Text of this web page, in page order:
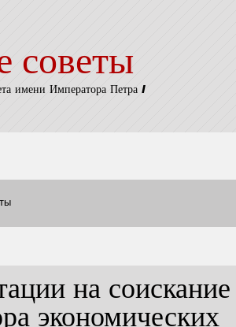
советы
имени Императора Петра I
на соискание
экономических